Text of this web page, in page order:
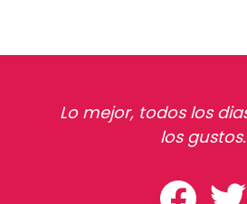
Lo mejor, todos los
los gustos.